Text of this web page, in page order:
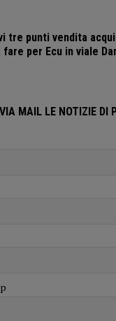
tre punti vendita
per Ecu in viale
MAIL LE NOTIZIE DI